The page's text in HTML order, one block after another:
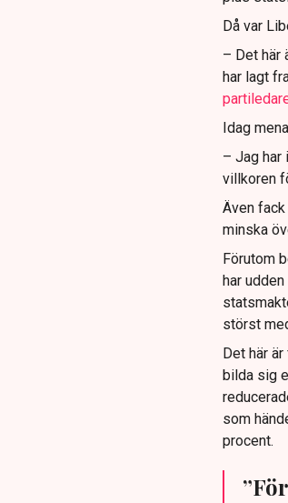
Då var
– Det här
har lagt
Idag
– Jag har
villkoren
Även
minska
Förutom
har
störst
Det här
bilda sig
som
procent.